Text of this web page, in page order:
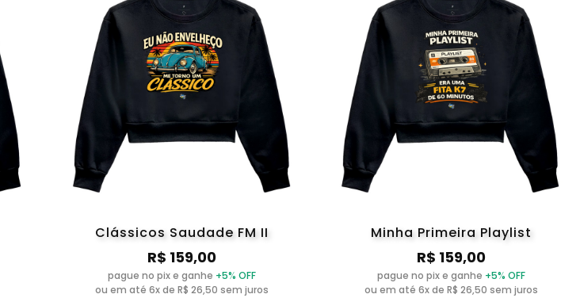
Clássicos Saudade FM II
R$ 159,00
pague no pix e ganhe +5% OFF
ou em até 6x de R$ 26,50 sem juros
Minha Primeira Playlist
R$ 159,00
pague no pix e ganhe +5% OFF
ou em até 6x de R$ 26,50 sem juros